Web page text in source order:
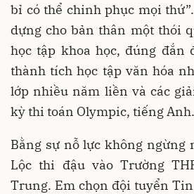
bỉ có thể chinh phục mọi
dựng cho bản thân một thói
học tập khoa học, đúng đắn
thành tích học tập văn hóa
lớp nhiều năm liền và các
kỳ thi toán Olympic, tiếng
Bằng sự nỗ lực không ngừng
Lộc thi đậu vào Trường
Trung. Em chọn đội tuyển